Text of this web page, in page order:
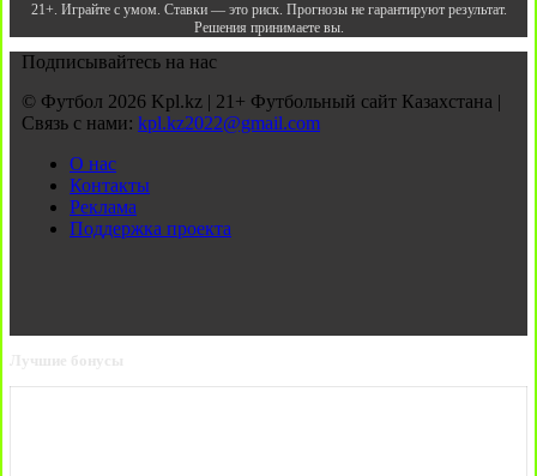
21+. Играйте с умом. Ставки — это риск. Прогнозы не гарантируют результат.
Решения принимаете вы.
Подписывайтесь на нас
© Футбол 2026 Kpl.kz | 21+ Футбольный сайт Казахстана |
Связь с нами: kpl.kz2022@gmail.com
О нас
Контакты
Реклама
Поддержка проекта
Лучшие бонусы